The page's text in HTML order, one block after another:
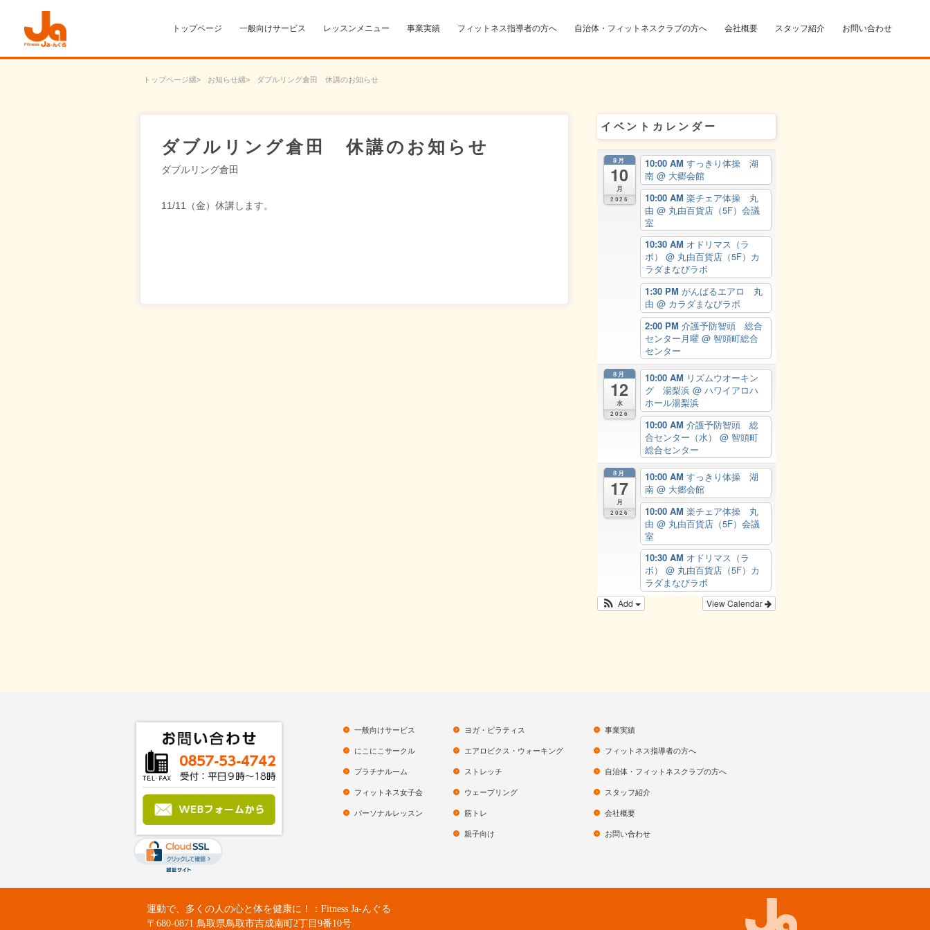
トップページ 一般向けサービス レッスンメニュー 事業実績 フィットネス指導者の方へ 自治体・フィットネスクラブの方へ 会社概要 スタッフ紹介 お問い合わせ
トップページ お知らせ ダブルリング倉田 休講のお知らせ
ダブルリング倉田 休講のお知らせ
ダブルリング倉田
11/11（金）休講します。
イベントカレンダー
8月
10
月
2026
10:00 AM すっきり体操 湖
南 @ 大郷会館
10:00 AM 楽チェア体操 丸
由 @ 丸由百貨店（5F）会議
室
10:30 AM オドリマス（ラ
ボ） @ 丸由百貨店（5F）カ
ラダまなびラボ
1:30 PM がんばるエアロ 丸
由 @ カラダまなびラボ
2:00 PM 介護予防智頭 総合
センター月曜 @ 智頭町総合
センター
8月
12
水
2026
10:00 AM リズムウオーキン
グ 湯梨浜 @ ハワイアロハ
ホール湯梨浜
10:00 AM 介護予防智頭 総
合センター（水） @ 智頭町
総合センター
8月
17
月
2026
10:00 AM すっきり体操 湖
南 @ 大郷会館
10:00 AM 楽チェア体操 丸
由 @ 丸由百貨店（5F）会議
室
10:30 AM オドリマス（ラ
ボ） @ 丸由百貨店（5F）カ
ラダまなびラボ
View Calendar
Add
一般向けサービス
にこにこサークル
プラチナルーム
フィットネス女子会
パーソナルレッスン
ヨガ・ピラティス
エアロビクス・ウォーキング
ストレッチ
ウェーブリング
筋トレ
親子向け
事業実績
フィットネス指導者の方へ
自治体・フィットネスクラブの方へ
スタッフ紹介
会社概要
お問い合わせ
運動で、多くの人の心と体を健康に！：Fitness Ja-んぐる
〒680-0871 鳥取県鳥取市吉成南町2丁目9番10号